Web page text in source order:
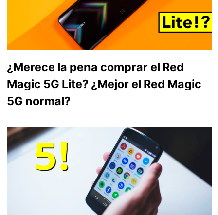
¿Merece la pena comprar el Red
Magic 5G Lite? ¿Mejor el Red Magic
5G normal?